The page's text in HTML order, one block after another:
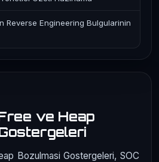
ve Heap
Bozulmasi Gostergeleri, SOC
Reverse Engineering Bulgularinin